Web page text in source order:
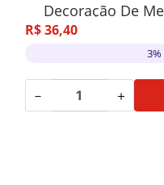
Decoração De
R$36,40
－ ＋